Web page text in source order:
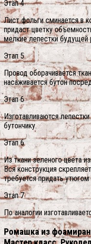
Этап 4
Лист фольги сминается в
придаст цветку
мелкие лепестки будущей
Этап 5
Провод оборачивается
насаживается бутон
Этап 6
Изготавливаются
бутончику.
Этап 6
Из ткани зеленого цвета
Вся конструкция
требуется придать
Этап 7
По аналогии
Ромашка из